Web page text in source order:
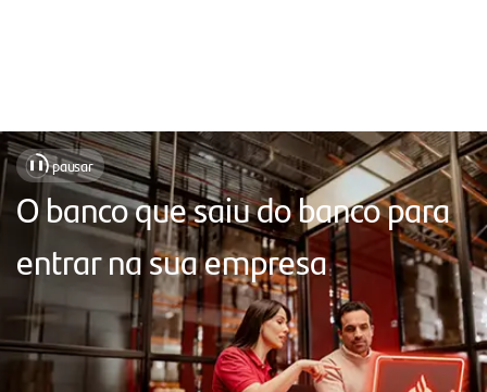
Soluções
para
facilitar
seu
dia
❚❚ pausar
O banco que saiu do banco para
entrar na sua empresa